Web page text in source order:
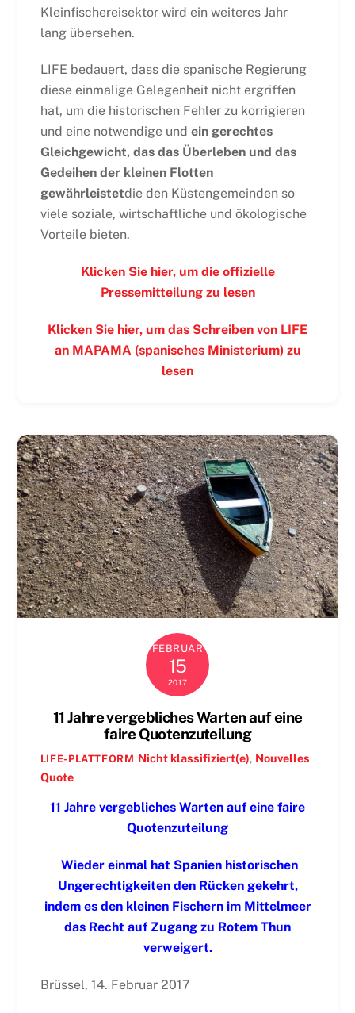
Kleinfischereisektor wird ein weiteres Jahr
lang übersehen.
LIFE bedauert, dass die spanische Regierung
diese einmalige Gelegenheit nicht ergriffen
hat, um die historischen Fehler zu korrigieren
und eine notwendige und ein gerechtes
Gleichgewicht, das das Überleben und das
Gedeihen der kleinen Flotten
gewährleistetdie den Küstengemeinden so
viele soziale, wirtschaftliche und ökologische
Vorteile bieten.
Klicken Sie hier, um die offizielle
Pressemitteilung zu lesen
Klicken Sie hier, um das Schreiben von LIFE
an MAPAMA (spanisches Ministerium) zu
lesen
FEBRUAR
15
2017
11 Jahre vergebliches Warten auf eine
faire Quotenzuteilung
LIFE-PLATTFORM Nicht klassifiziert(e), Nouvelles
Quote
11 Jahre vergebliches Warten auf eine faire
Quotenzuteilung
Wieder einmal hat Spanien historischen
Ungerechtigkeiten den Rücken gekehrt,
indem es den kleinen Fischern im Mittelmeer
das Recht auf Zugang zu Rotem Thun
verweigert.
Brüssel, 14. Februar 2017